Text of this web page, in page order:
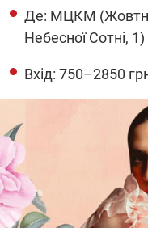
Де: МЦКМ
Небесної Сотні, 1)
Вхід: 750–2850